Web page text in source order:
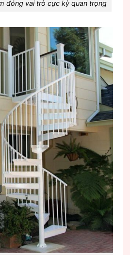
đóng vai trò cực kỳ quan trọng